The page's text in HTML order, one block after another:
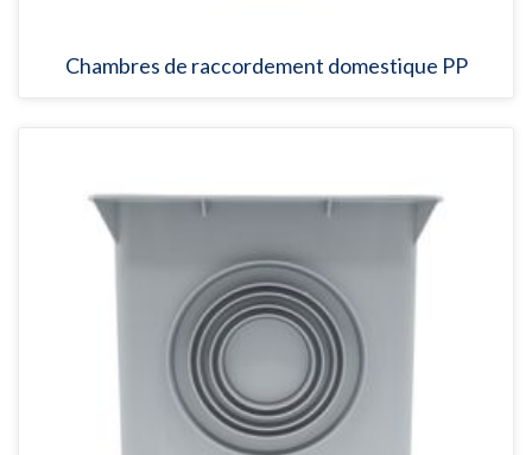
Chambres de raccordement domestique PP